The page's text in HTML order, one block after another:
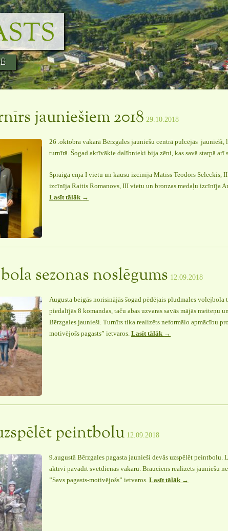
jauniešiem 2018 29.10.2018
26 .oktobra vakarā Bērzgales jauniešu centrā pulcējās jaunieši,
turnīrā. Šogad aktīvākie dalībnieki bija zēni, kas savā starpā arī
Spraigā cīņā I vietu un kausu izcīnīja Matīss Teodors Seleckis,
izcīnīja Raitis Romanovs, III vietu un bronzas medaļu izcīnīja
Lasīt tālāk “Galda
→
sezonas noslēgums 12.09.2018
Augusta beigās norisinājās šogad pēdējais pludmales volejbola
piedalījās 8 komandas, taču abas uzvaras savās mājās meiteņu
Bērzgales jaunieši. Turnīrs tika realizēts neformālo apmācību
motivējošs pagasts” ietvaros.Lasīt tālāk “Pludmales
→
peintbolu 12.09.2018
9.augustā Bērzgales pagasta jaunieši devās uzspēlēt peintbolu.
aktīvi pavadīt svētdienas vakaru. Brauciens realizēts jauniešu
”Savs pagasts-motivējošs” ietvaros.Lasīt tālāk “Jaunieši
→